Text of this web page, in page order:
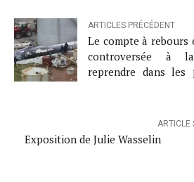
ARTICLES PRÉCÉDENT
Le compte à rebours
controversée à
reprendre dans les
ARTICLE
Exposition de Julie Wasselin